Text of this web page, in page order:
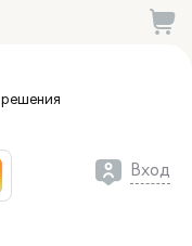
решения
Вход